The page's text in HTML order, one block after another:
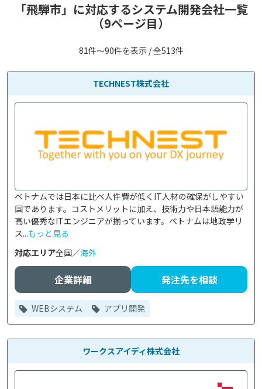
「飛騨市」に対応するシステム開発会社一覧
（9ページ目）
81件〜90件を表示 / 全513件
TECHNEST株式会社
ベトナムでは日本に比べ人件費が低くIT人材の確保がしやすい
国であります。コストメリットに加え、技術力や日本語能力が
高い優秀なITエンジニアが揃っています。ベトナムは地政学リ
ス...もっと見る
対応エリア全国／海外
企業詳細 発注先を相談
WEBシステム アプリ開発
ワークスアイディ株式会社